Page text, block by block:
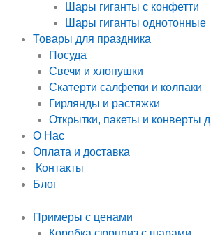
Шары гиганты с конфетти
Шары гиганты однотонные
Товары для праздника
Посуда
Свечи и хлопушки
Скатерти салфетки и колпаки
Гирлянды и растяжки
Открытки, пакеты и конверты
О Нас
Оплата и доставка
Контакты
Блог
Примеры с ценами